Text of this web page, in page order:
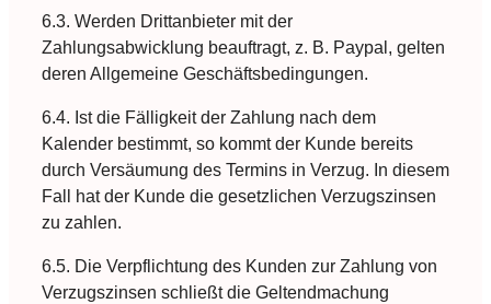
6.3. Werden Drittanbieter mit der
Zahlungsabwicklung beauftragt, z. B. Paypal, gelten
deren Allgemeine Geschäftsbedingungen.
6.4. Ist die Fälligkeit der Zahlung nach dem
Kalender bestimmt, so kommt der Kunde bereits
durch Versäumung des Termins in Verzug. In diesem
Fall hat der Kunde die gesetzlichen Verzugszinsen
zu zahlen.
6.5. Die Verpflichtung des Kunden zur Zahlung von
Verzugszinsen schließt die Geltendmachung